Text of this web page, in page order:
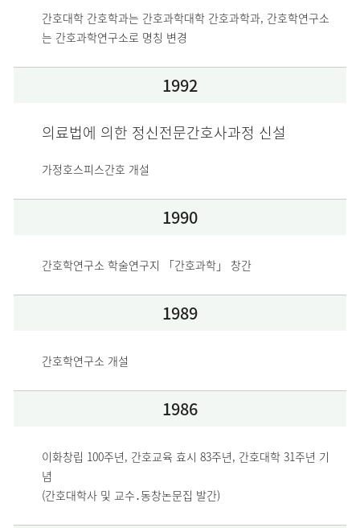
간호대학 간호학과는 간호과학대학 간호과학과, 간호학연구소
는 간호과학연구소로 명칭 변경
1992
의료법에 의한 정신전문간호사과정 신설
가정호스피스간호 개설
1990
간호학연구소 학술연구지 「간호과학」 창간
1989
간호학연구소 개설
1986
이화창립 100주년, 간호교육 효시 83주년, 간호대학 31주년 기
념
(간호대학사 및 교수․동창논문집 발간)